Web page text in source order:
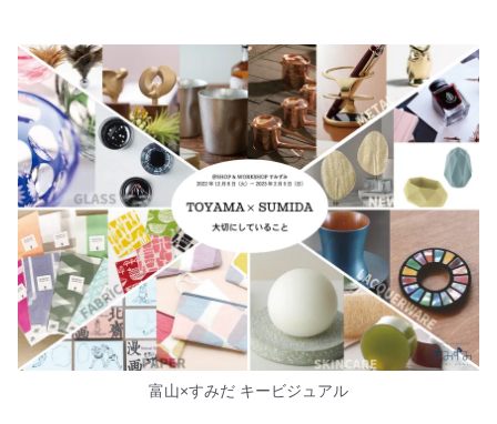
富山×すみだ キービジュアル